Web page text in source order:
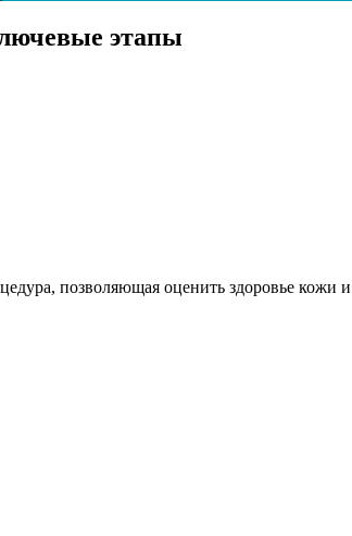
этапы
позволяющая оценить здоровье